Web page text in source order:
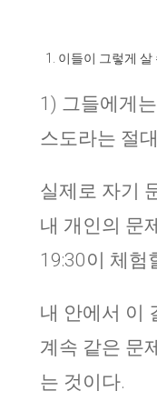
이들이 그렇게 살
1) 그들에게
스도라는 절
실제로 자기
내 개인의 문
19:30이 체험
내 안에서 이
계속 같은 문
는 것이다.